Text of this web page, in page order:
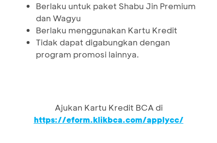
Berlaku untuk paket Shabu Jin Premium
dan Wagyu
Berlaku menggunakan Kartu Kredit
Tidak dapat digabungkan dengan
program promosi lainnya.
Ajukan Kartu Kredit BCA di
https://eform.klikbca.com/applycc/